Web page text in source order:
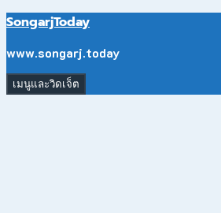
ข้าม
ยัง
SongarjToday
www.songarj.today
เมนูและวิดเจ็ต